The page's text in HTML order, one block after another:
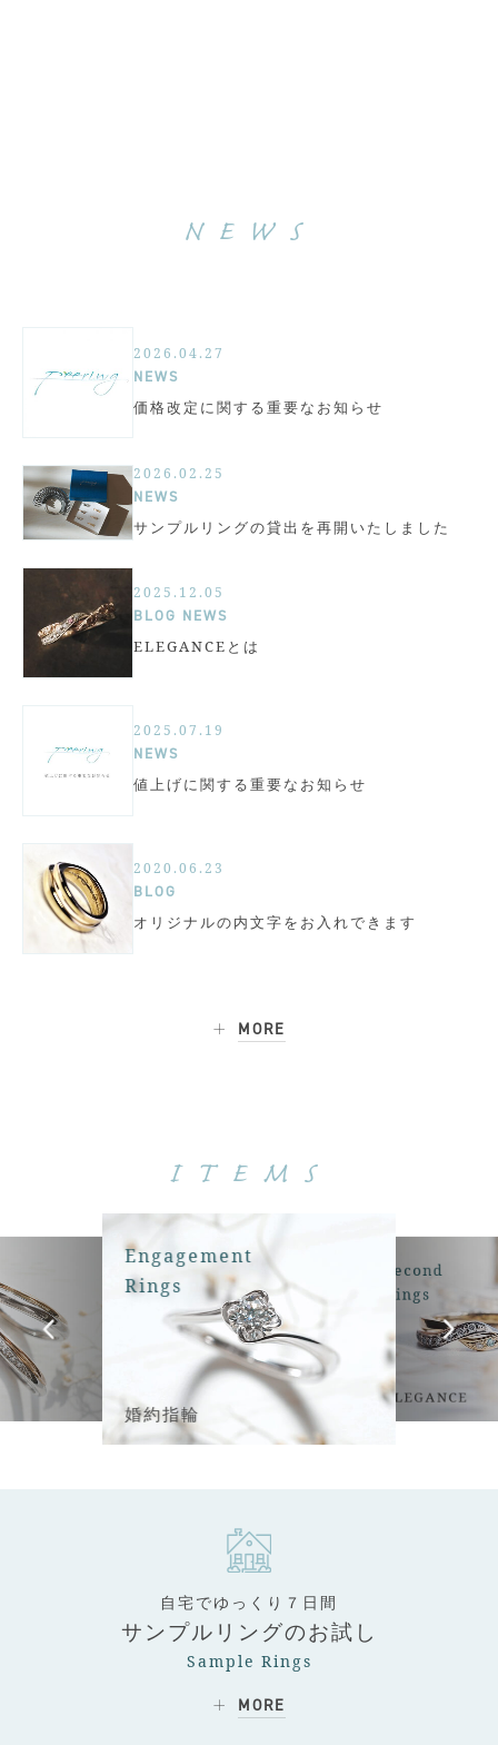
NEWS
2026.04.27
NEWS
価格改定に関する重要なお知らせ
2026.02.25
NEWS
サンプルリングの貸出を再開いたしました
2025.12.05
BLOG NEWS
ELEGANCEとは
2025.07.19
NEWS
値上げに関する重要なお知らせ
2020.06.23
BLOG
オリジナルの内文字をお入れできます
MORE
ITEMS
Engagement
Rings
婚約指輪
Second
Rings
ELEGANCE
自宅でゆっくり７日間
サンプルリングのお試し
Sample Rings
MORE